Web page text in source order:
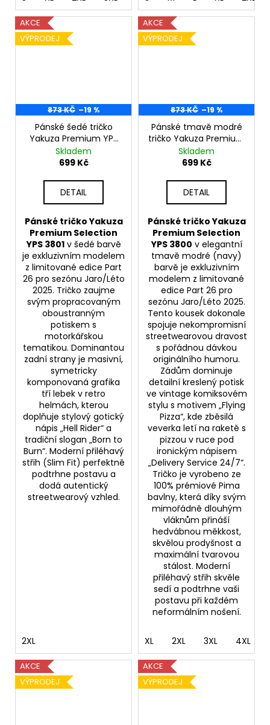
AKCE
VÝPRODEJ
873 KČ –19 %
Pánské šedé tričko
Yakuza Premium YPS
3801 – Hellrider
Skladem
699 Kč
DETAIL
Pánské tričko Yakuza
Premium Selection
YPS 3801v šedé barvě
je exkluzivním modelem
z limitované edice Part
26 pro sezónu Jaro/Léto
2025. Tričko zaujme
svým propracovaným
oboustranným
potiskem s
motorkářskou
tematikou. Dominantou
zadní strany je masivní,
symetricky
komponovaná grafika
tří lebek v retro
helmách, kterou
doplňuje stylový gotický
nápis „Hell Rider“ a
tradiční slogan „Born to
Burn“. Moderní přiléhavý
střih (Slim Fit) perfektně
podtrhne postavu a
dodá autentický
streetwearový vzhled.
2XL
AKCE
VÝPRODEJ
873 KČ –19 %
Pánské tmavě modré
tričko Yakuza Premium
YPS 3800 – Flying Pizza
Skladem
699 Kč
DETAIL
Pánské tričko Yakuza
Premium Selection
YPS 3800 v elegantní
tmavě modré (navy)
barvě je exkluzivním
modelem z limitované
edice Part 26 pro
sezónu Jaro/Léto 2025.
Tento kousek dokonale
spojuje nekompromisní
streetwearovou dravost
s pořádnou dávkou
originálního humoru.
Zádům dominuje
detailní kreslený potisk
ve vintage komiksovém
stylu s motivem „Flying
Pizza“, kde zběsilá
veverka letí na raketě s
pizzou v ruce pod
ironickým nápisem
„Delivery Service 24/7“.
Tričko je vyrobeno ze
100% prémiové Pima
bavlny, která díky svým
mimořádně dlouhým
vláknům přináší
hedvábnou měkkost,
skvělou prodyšnost a
maximální tvarovou
stálost. Moderní
přiléhavý střih skvěle
sedí a podtrhne vaši
postavu při každém
neformálním nošení.
XL 2XL 3XL 4XL
AKCE
VÝPRODEJ
AKCE
VÝPRODEJ